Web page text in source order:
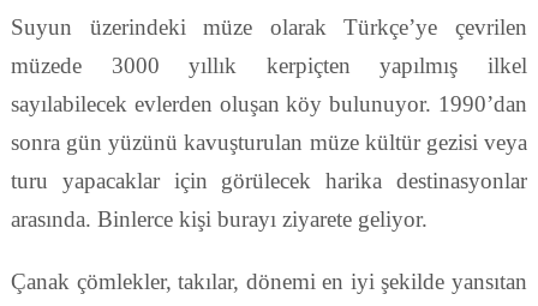
Suyun üzerindeki müze olarak Türkçe’ye çevrilen
müzede 3000 yıllık kerpiçten yapılmış ilkel
sayılabilecek evlerden oluşan köy bulunuyor. 1990’dan
sonra gün yüzünü kavuşturulan müze kültür gezisi veya
turu yapacaklar için görülecek harika destinasyonlar
arasında. Binlerce kişi burayı ziyarete geliyor.
Çanak çömlekler, takılar, dönemi en iyi şekilde yansıtan